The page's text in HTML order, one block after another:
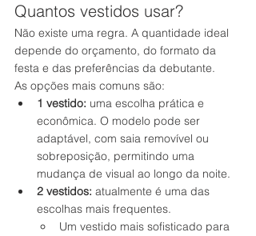
Quantos vestidos usar?
Não existe uma regra. A quantidade ideal
depende do orçamento, do formato da
festa e das preferências da debutante.
As opções mais comuns são:
1 vestido: uma escolha prática e
econômica. O modelo pode ser
adaptável, com saia removível ou
sobreposição, permitindo uma
mudança de visual ao longo da noite.
2 vestidos: atualmente é uma das
escolhas mais frequentes.
Um vestido mais sofisticado para